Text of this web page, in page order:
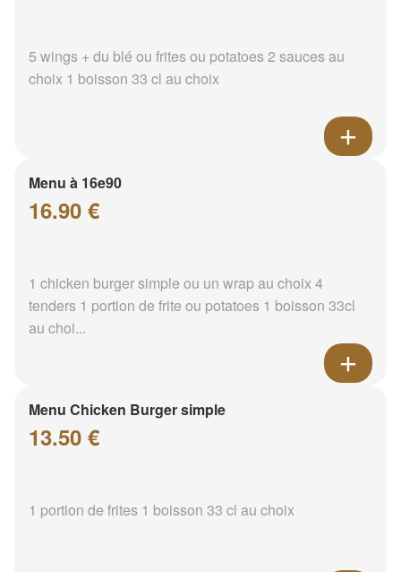
5 wings + du blé ou frites ou potatoes 2 sauces au
choix 1 boisson 33 cl au choix
Menu à 16e90
16.90 €
1 chicken burger simple ou un wrap au choix 4
tenders 1 portion de frite ou potatoes 1 boisson 33cl
au choi...
Menu Chicken Burger simple
13.50 €
1 portion de frites 1 boisson 33 cl au choix